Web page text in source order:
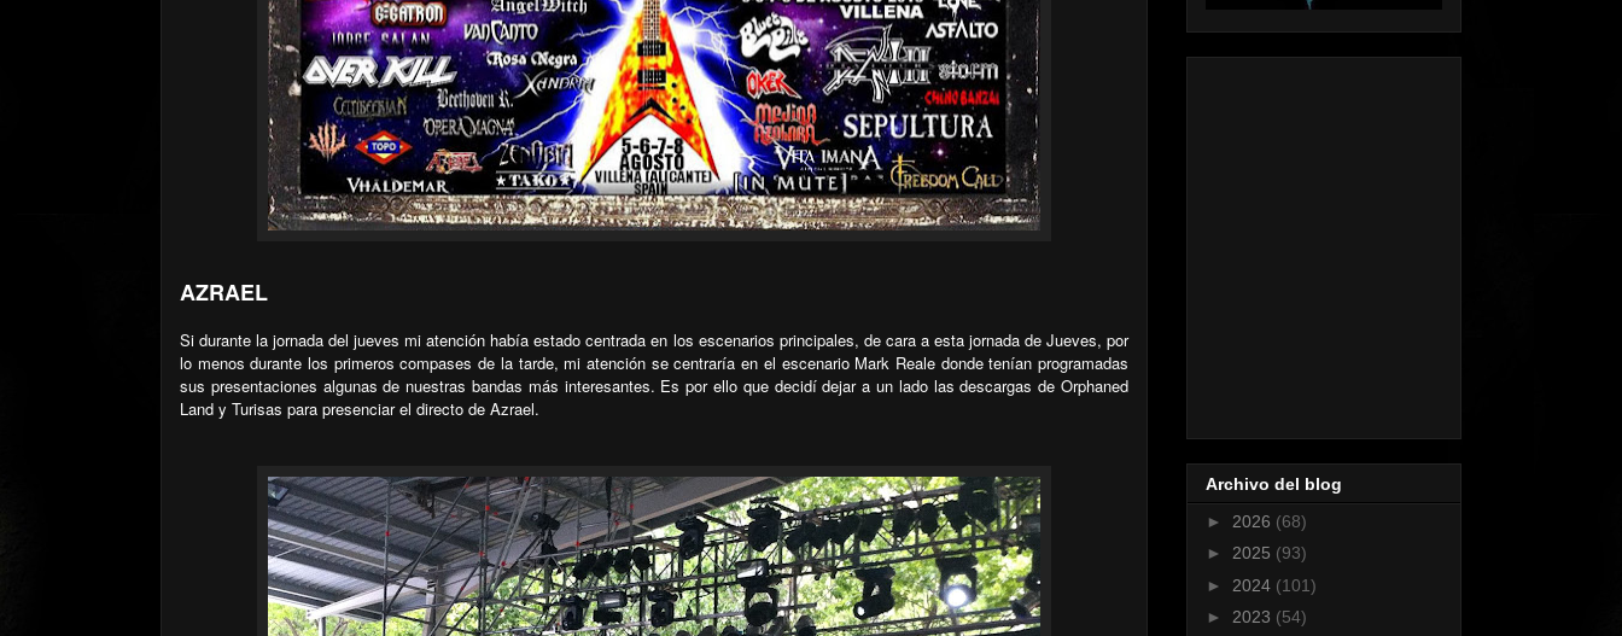
AZRAEL
Si durante la jornada del jueves mi atención había estado centrada en los escenarios principales, de cara a esta jornada de Jueves, por
lo menos durante los primeros compases de la tarde, mi atención se centraría en el escenario Mark Reale donde tenían programadas
sus presentaciones algunas de nuestras bandas más interesantes. Es por ello que decidí dejar a un lado las descargas de Orphaned
Land y Turisas para presenciar el directo de Azrael.
Archivo del blog
► 2026 (68)
► 2025 (93)
► 2024 (101)
► 2023 (54)